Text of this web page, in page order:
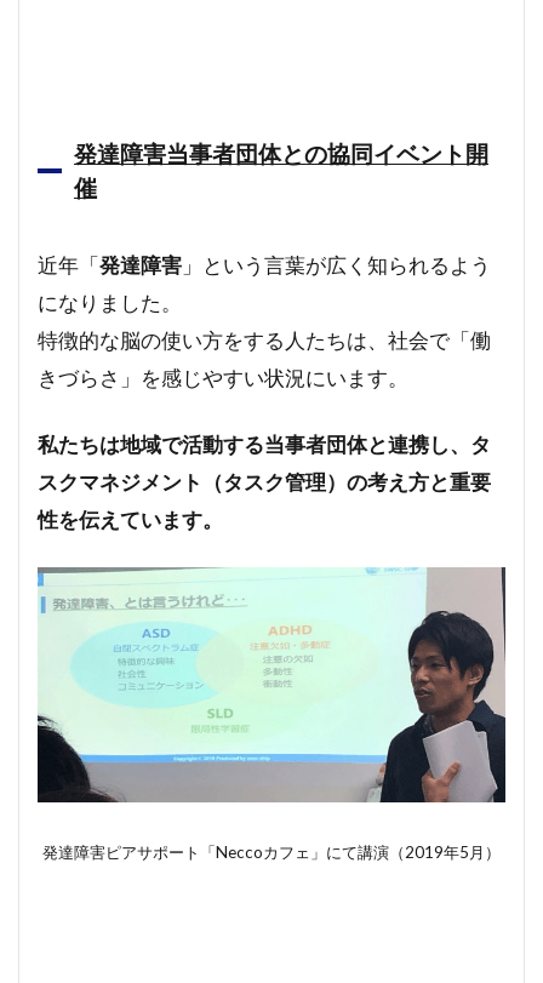
発達障害当事者団体との協同イベント開
催
近年「発達障害 」という言葉が広く知られるよう
になりました。
特徴的な脳の使い方をする人たちは、社会で「働
きづらさ」を感じやすい状況にいます。
私たちは地域で活動する当事者団体と連携し、タ
スクマネジメント（タスク管理）の考え方と重要
性を伝えています。
発達障害ピアサポート「Neccoカフェ」にて講演（2019年5月）